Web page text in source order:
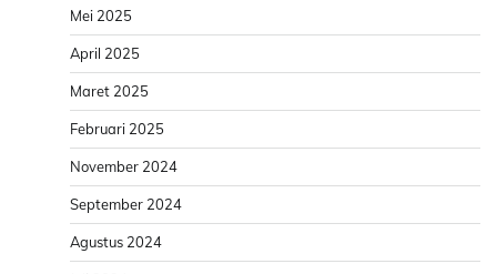
Mei 2025
April 2025
Maret 2025
Februari 2025
November 2024
September 2024
Agustus 2024